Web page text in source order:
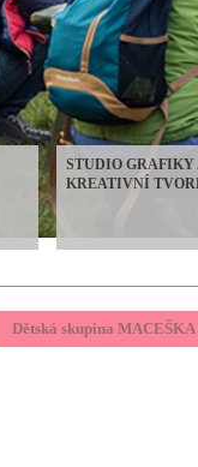
STUDIO GRAFIKY
KREATIVNÍ
Dětská skupina MACEŠKA